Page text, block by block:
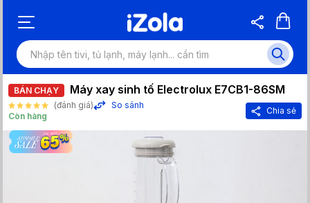
BÁN CHẠY Máy xay sinh tố Electrolux E7CB1-86SM
(đánh giá)
So sánh
Còn hàng
Chia sẻ